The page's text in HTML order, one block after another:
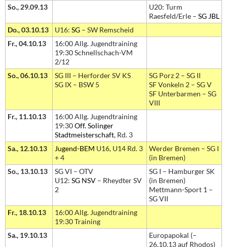
So., 29.09.13
U20: Turm
Raesfeld/Erle – SG JBL
Do., 03.10.13
U16: SG – SW Remscheid
Fr., 04.10.13
16:00 Allg. Jugendtraining
19:30 Schnellschach-VM
2/12
So., 06.10.13
SG III – Herforder SV KS
SG IX – BSW 5
SG Porz 2 – SG II
SF Vonkeln 2 – SG V
SF Unterbarmen – SG
VIII
Fr., 11.10.13
16:00 Allg. Jugendtraining
19:30Off. Solinger
Stadtmeisterschaft, Rd. 3
Sa., 12.10.13
Jugend-BEM U16, U14 Rd. 3
+ 4
Werder Bremen – SG I
(in Bremen)
So., 13.10.13
SG VI – OTV
U12: SG NSV – Rheydter SV
2
SG I – Hamburger SK
(in Bremen)
Mettmann-Sport 1 –
SG VII
Fr., 18.10.13
16:00 Allg. Jugendtraining
19:30 Training
Sa., 19.10.13
Europapokal (–
26.10.13 auf Rhodos)